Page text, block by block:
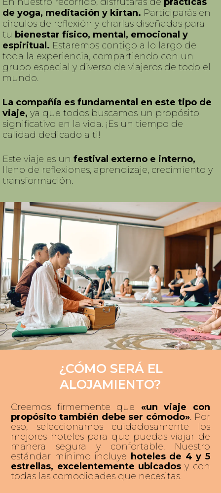
de yoga, meditación y kirtan. Participarás en
círculos de reflexión y charlas diseñadas para
tu bienestar físico, mental, emocional y
espiritual. Estaremos contigo a lo largo de
toda la experiencia, compartiendo con un
grupo especial y diverso de viajeros de todo el
mundo.
La compañía es fundamental en este tipo de
viaje, ya que todos buscamos un propósito
significativo en la vida. ¡Es un tiempo de
calidad dedicado a ti!
Este viaje es un festival externo e interno,
lleno de reflexiones, aprendizaje, crecimiento y
transformación.
¿CÓMO SERÁ EL
ALOJAMIENTO?
Creemos firmemente que «un viaje con
propósito también debe ser cómodo». Por
eso, seleccionamos cuidadosamente los
mejores hoteles para que puedas viajar de
manera segura y confortable. Nuestro
estándar mínimo incluye hoteles de 4 y 5
estrellas, excelentemente ubicados y con
todas las comodidades que necesitas.